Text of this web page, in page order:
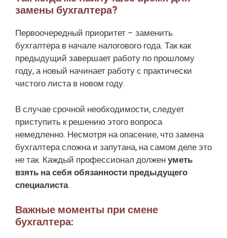
замены бухгалтера?
Первоочередный приоритет – заменить
бухгалтера в начале налогового года. Так как
предыдущий завершает работу по прошлому
году, а новый начинает работу с практически
чистого листа в новом году.
В случае срочной необходимости, следует
приступить к решению этого вопроса
немедленно. Несмотря на опасение, что замена
бухгалтера сложна и запутана, на самом деле это
не так. Каждый профессионал долженуметь
взять на себя обязанности предыдущего
специалиста.
Важные моменты при смене
бухгалтера: